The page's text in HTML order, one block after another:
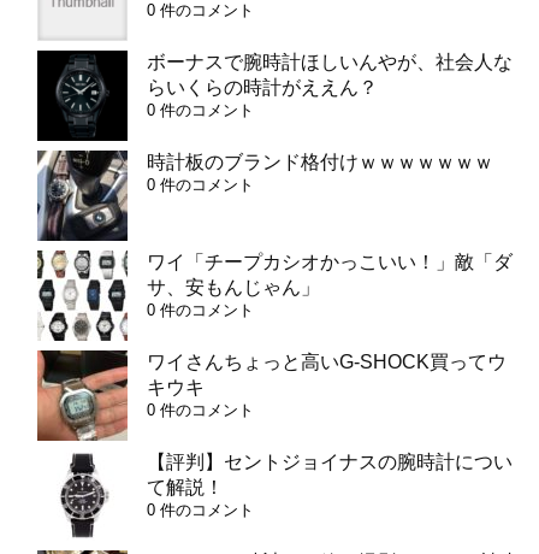
0 件のコメント
ボーナスで腕時計ほしいんやが、社会人な
らいくらの時計がええん？
0 件のコメント
時計板のブランド格付けｗｗｗｗｗｗｗ
0 件のコメント
ワイ「チープカシオかっこいい！」敵「ダ
サ、安もんじゃん」
0 件のコメント
ワイさんちょっと高いG-SHOCK買ってウ
キウキ
0 件のコメント
【評判】セントジョイナスの腕時計につい
て解説！
0 件のコメント